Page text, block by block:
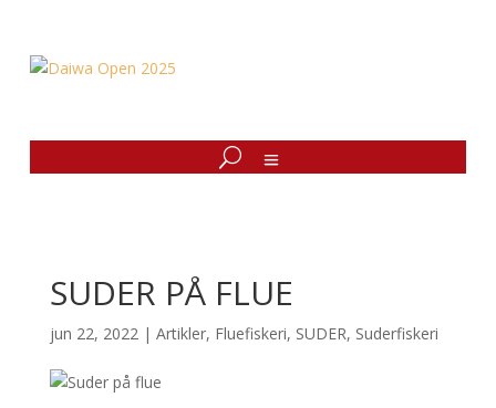
SUDER PÅ FLUE
jun 22, 2022| Artikler, Fluefiskeri, SUDER, Suderfiskeri